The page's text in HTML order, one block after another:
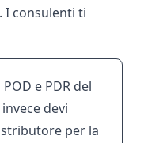
I consulenti ti
e PDR del
devi
per la